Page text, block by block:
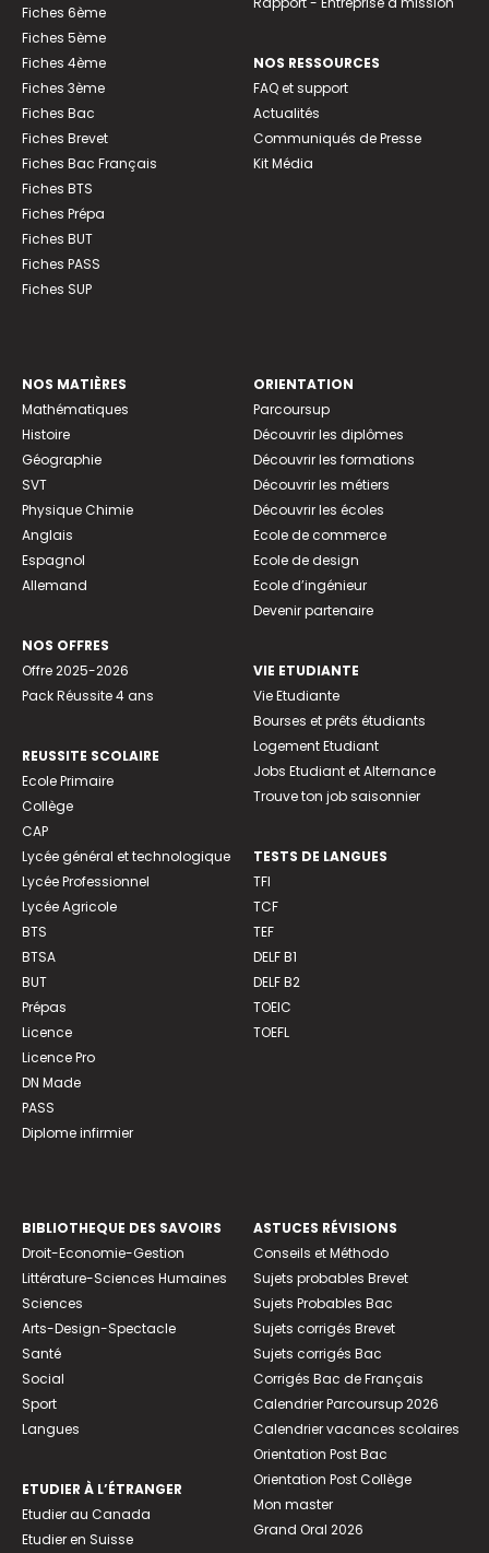
Fiches 6ème
Fiches 5ème
Fiches 4ème
Fiches 3ème
Fiches Bac
Fiches Brevet
Fiches Bac Français
Fiches BTS
Fiches Prépa
Fiches BUT
Fiches PASS
Fiches SUP
NOS RESSOURCES
FAQ et support
Actualités
Communiqués de Presse
Kit Média
NOS MATIÈRES
Mathématiques
Histoire
Géographie
SVT
Physique Chimie
Anglais
Espagnol
Allemand
NOS OFFRES
Offre 2025-2026
Pack Réussite 4 ans
REUSSITE SCOLAIRE
Ecole Primaire
Collège
CAP
Lycée général et technologique
Lycée Professionnel
Lycée Agricole
BTS
BTSA
BUT
Prépas
Licence
Licence Pro
DN Made
PASS
Diplome infirmier
ORIENTATION
Parcoursup
Découvrir les diplômes
Découvrir les formations
Découvrir les métiers
Découvrir les écoles
Ecole de commerce
Ecole de design
Ecole d’ingénieur
Devenir partenaire
VIE ETUDIANTE
Vie Etudiante
Bourses et prêts étudiants
Logement Etudiant
Jobs Etudiant et Alternance
Trouve ton job saisonnier
TESTS DE LANGUES
TFI
TCF
TEF
DELF B1
DELF B2
TOEIC
TOEFL
BIBLIOTHEQUE DES SAVOIRS
Droit-Economie-Gestion
Littérature-Sciences Humaines
Sciences
Arts-Design-Spectacle
Santé
Social
Sport
Langues
ETUDIER À L’ÉTRANGER
Etudier au Canada
Etudier en Suisse
ASTUCES RÉVISIONS
Conseils et Méthodo
Sujets probables Brevet
Sujets Probables Bac
Sujets corrigés Brevet
Sujets corrigés Bac
Corrigés Bac de Français
Calendrier Parcoursup 2026
Calendrier vacances scolaires
Orientation Post Bac
Orientation Post Collège
Mon master
Grand Oral 2026